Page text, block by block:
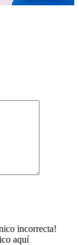
incorrecta!
aquí